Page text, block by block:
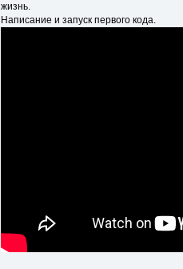
жизнь.
Написание и запуск первого кода.